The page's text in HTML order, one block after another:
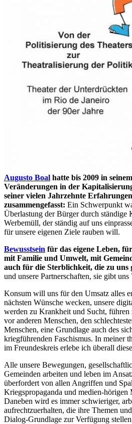
Augusto Boal hatte bis 2009 in
Veränderungen in der
seiner vielen Jahrzehnte
zusammengefasst: Ein Schwerpunkt
Überlastung der Bürger durch ständige
Werbemüll, der ständig auf uns
für unsere eigenen Ziele rauben will.
Bewusstsein für das eigene Leben,
mit Familie und Umwelt, mit
auch für die Sterblichkeit, die zu uns
und unsere Partnerschaften, sie gibt uns
Konsum will uns für den Umsatz alles
nächsten Wünsche wecken, unsere
werden zu Krankheit und Sucht, führen
vor anderen Menschen, den
Menschen, eine Grundlage auch des
kriegführenden Faschismus. In meiner
im Freundeskreis erlebe ich überall
Alle unsere Bewegungen,
Gemeinden arbeiten und leben im
überfordert von allen Angriffen und
Kriegspropaganda und medien-hörigen
Daneben wird es immer schwieriger,
aufrechtzuerhalten, die ihre Themen
Dialog-Grundlage zur Verfügung